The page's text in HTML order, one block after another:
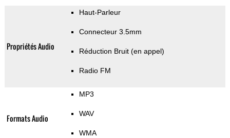
Propriétés Audio
Haut-Parleur
Connecteur 3.5mm
Réduction Bruit (en appel)
Radio FM
Formats Audio
MP3
WAV
WMA